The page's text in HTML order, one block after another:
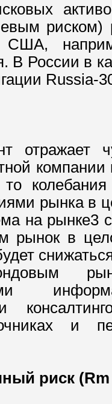
В России в
Russia-
отражает
рынка в
на рынке3
рынок в
и
риск (Rm